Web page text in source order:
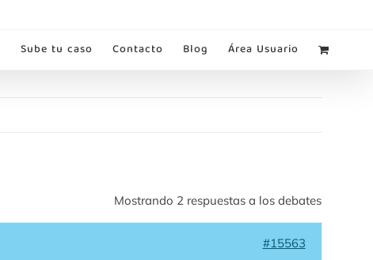
Sube tu caso Contacto Blog Área Usuario
Mostrando 2 respuestas a los debates
#15563